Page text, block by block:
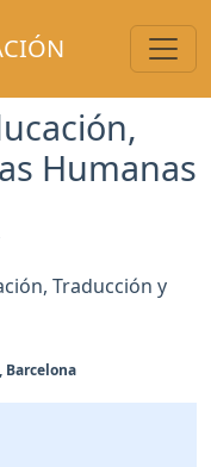
Humanas
Traducción y
Barcelona